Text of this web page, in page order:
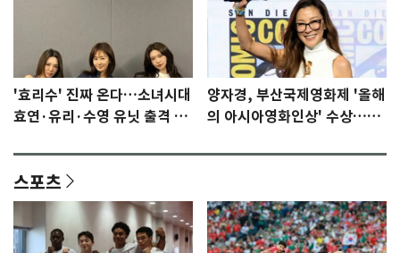
'효리수' 진짜 온다…소녀시대
효연·유리·수영 유닛 출격 [N
양자경, 부산국제영화제 '올해
의 아시아영화인상' 수상…15
스포츠